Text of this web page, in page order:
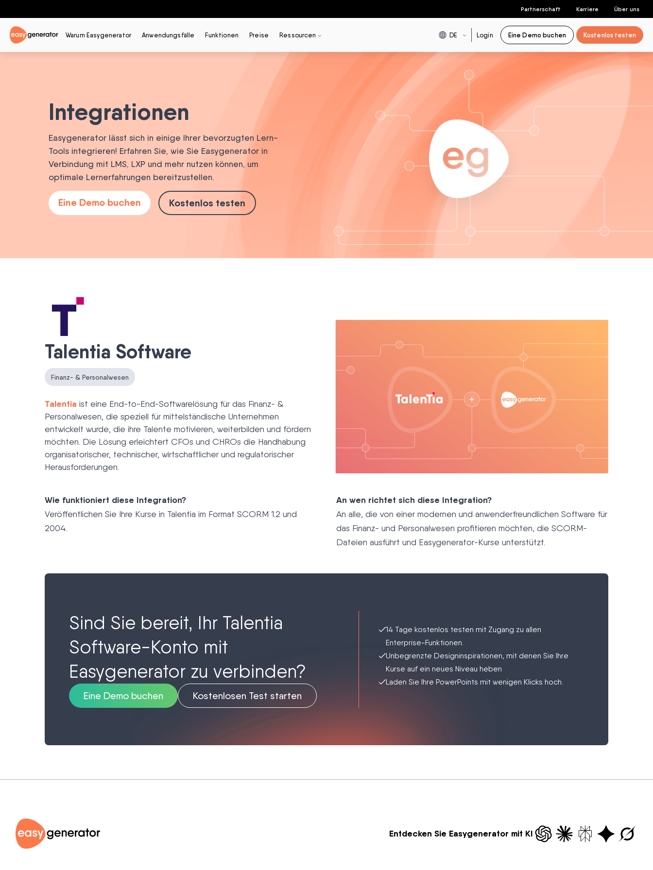
Partnerschaft Karriere Über uns
Warum Easygenerator Anwendungsfälle Funktionen Preise Ressourcen DE Login Eine Demo buchen Kostenlos testen
Integrationen
Easygenerator lässt sich in einige Ihrer bevorzugten Lern-
Tools integrieren! Erfahren Sie, wie Sie Easygenerator in
Verbindung mit LMS, LXP und mehr nutzen können, um
optimale Lernerfahrungen bereitzustellen.
Eine Demo buchen Kostenlos testen
Talentia Software
Finanz- & Personalwesen
Talentia ist eine End-to-End-Softwarelösung für das Finanz- &
Personalwesen, die speziell für mittelständische Unternehmen
entwickelt wurde, die ihre Talente motivieren, weiterbilden und fördern
möchten. Die Lösung erleichtert CFOs und CHROs die Handhabung
organisatorischer, technischer, wirtschaftlicher und regulatorischer
Herausforderungen.
Wie funktioniert diese Integration?
Veröffentlichen Sie Ihre Kurse in Talentia im Format SCORM 1.2 und
2004.
An wen richtet sich diese Integration?
An alle, die von einer modernen und anwenderfreundlichen Software für
das Finanz- und Personalwesen profitieren möchten, die SCORM-
Dateien ausführt und Easygenerator-Kurse unterstützt.
Sind Sie bereit, Ihr Talentia
Software-Konto mit
Easygenerator zu verbinden?
Eine Demo buchen Kostenlosen Test starten
14 Tage kostenlos testen mit Zugang zu allen
Enterprise-Funktionen.
Unbegrenzte Designinspirationen, mit denen Sie Ihre
Kurse auf ein neues Niveau heben
Laden Sie Ihre PowerPoints mit wenigen Klicks hoch.
Entdecken Sie Easygenerator mit KI